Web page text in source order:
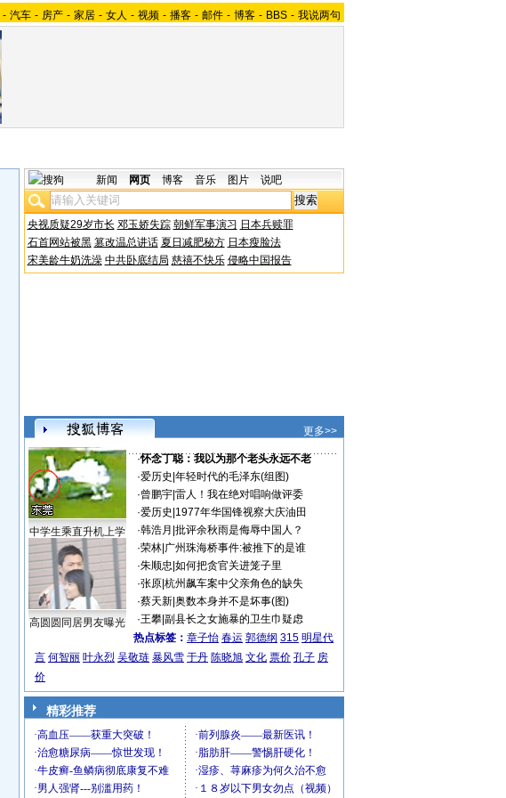
- 汽车 - 房产 - 家居 - 女人 - 视频 - 播客 - 邮件 - 博客 - BBS - 我说两句
新闻 网页 博客 音乐 图片 说吧
央视质疑29岁市长 邓玉娇失踪 朝鲜军事演习 日本兵赎罪
石首网站被黑 篡改温总讲话 夏日减肥秘方 日本瘦脸法
宋美龄牛奶洗澡 中共卧底结局 慈禧不快乐 侵略中国报告
更多>>
中学生乘直升机上学
高圆圆同居男友曝光
·怀念丁聪：我以为那个老头永远不老
·爱历史 年轻时代的毛泽东(组图)
·曾鹏宇| 雷人！我在绝对唱响做评委
·爱历史 1977年华国锋视察大庆油田
·韩浩月 批评余秋雨是侮辱中国人？
·荣林| 广州珠海桥事件:被推下的是谁
·朱顺忠 如何把贪官关进笼子里
·张原| 杭州飙车案中父亲角色的缺失
·蔡天新| 奥数本身并不是坏事(图)
·王攀| 副县长之女施暴的卫生巾疑虑
热点标签： 章子怡 春运 郭德纲 315 明星代
言 何智丽 叶永烈 吴敬琏 暴风雪 于丹 陈晓旭 文化 票价 孔子 房
价
精彩推荐